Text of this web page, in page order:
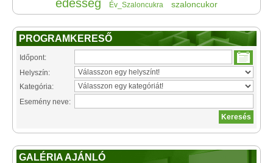
édesség Év_Szaloncukra szaloncukor
PROGRAMKERESŐ
Időpont:
Helyszín:
Kategória:
Esemény neve:
GALÉRIA AJÁNLÓ